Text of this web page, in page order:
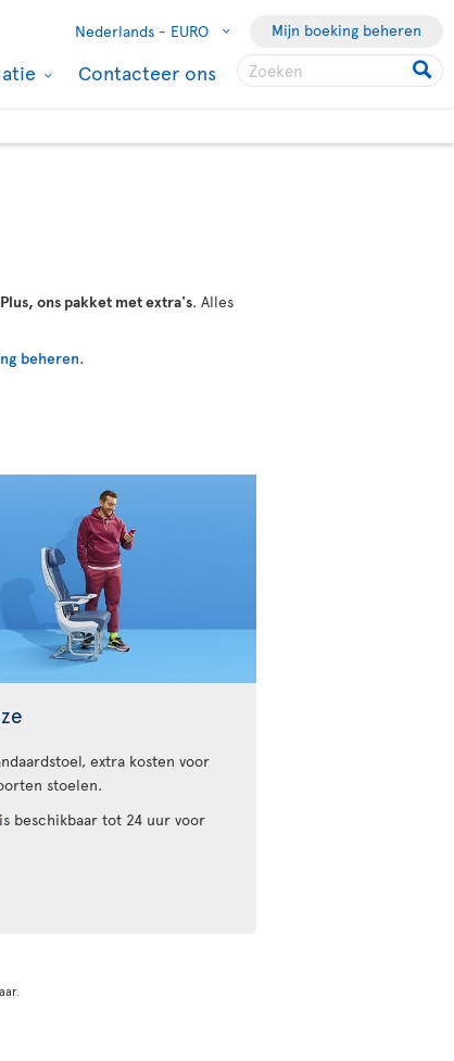
Nederlands - EURO Mijn boeking beheren
Contacteer ons
ons pakket met extra's. Alles
beheren.
extra kosten voor
stoelen.
is beschikbaar tot 24 uur voor